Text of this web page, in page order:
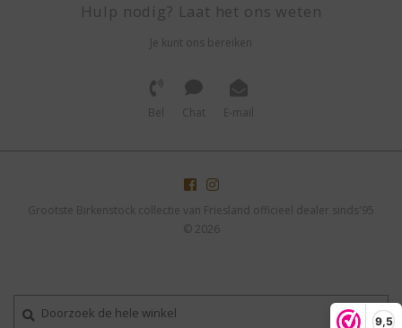
9,5
Hulp nodig? Laat het ons weten
Je kunt ons bereiken
Bel Chat E-mail
Grootste Birkenstock collectie van Friesland officieel dealer sinds'95
© 2026